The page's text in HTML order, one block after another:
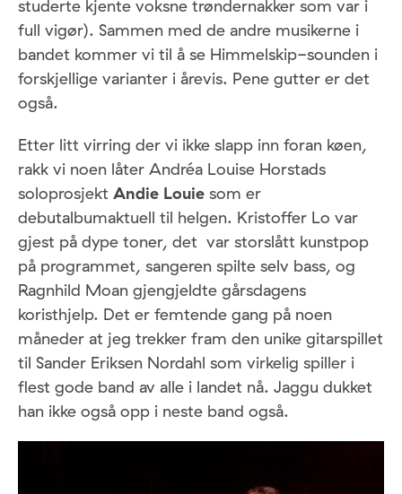
studerte kjente voksne trøndernakker som var i
full vigør). Sammen med de andre musikerne i
bandet kommer vi til å se Himmelskip-sounden i
forskjellige varianter i årevis. Pene gutter er det
også.
Etter litt virring der vi ikke slapp inn foran køen,
rakk vi noen låter Andréa Louise Horstads
soloprosjekt Andie Louie som er
debutalbumaktuell til helgen. Kristoffer Lo var
gjest på dype toner, det var storslått kunstpop
på programmet, sangeren spilte selv bass, og
Ragnhild Moan gjengjeldte gårsdagens
koristhjelp. Det er femtende gang på noen
måneder at jeg trekker fram den unike gitarspillet
til Sander Eriksen Nordahl som virkelig spiller i
flest gode band av alle i landet nå. Jaggu dukket
han ikke også opp i neste band også.